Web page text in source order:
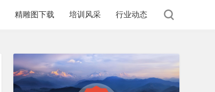
精雕图下载 培训风采 行业动态